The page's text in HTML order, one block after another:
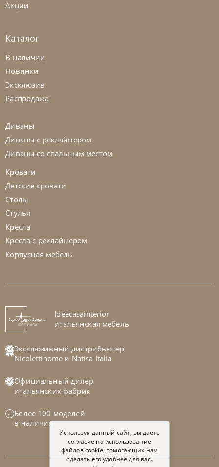
Bontempi
Стол Mirage
Стол Universe
На заказ 45-90 дн
Акции
Каталог
В наличии
Новинки
Эксклюзив
Распродажа
Диваны
Диваны с реклайнером
Диваны со спальным местом
Кровати
Детские кровати
Столы
Стулья
Кресла
Кресла с реклайнером
Корпусная мебель
Ideecasainterior
итальянская мебель
Эксклюзивный дистрибьютер
Nicolettihome и Natisa Italia
Официальный дилер
итальянских фабрик
Более 100 моделей
в наличии
Используя данный сайт, вы даете
согласие на использование
файлов cookie, помогающих нам
сделать его удобнее для вас.